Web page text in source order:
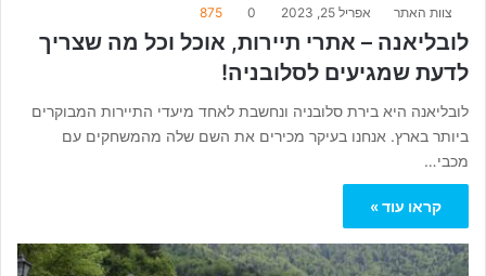
צוות האתר אפריל 25, 2023 0
875
לובליאנה – אתרי תיירות, אוכל וכל מה שצריך
לדעת שמגיעים לסלובניה!
לובליאנה היא בירת סלובניה ונחשבת לאחד מיעדי התיירות המבוקרים
ביותר בארץ. אנחנו בעיקר מכירים את השם שלה מהמשחקים עם
מכבי…
קראו עוד »